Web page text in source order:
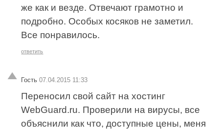
же как и везде. Отвечают грамотно и
подробно. Особых косяков не заметил.
Все понравилось.
ответить
Гость 07.04.2015 11:33
Переносил свой сайт на хостинг
WebGuard.ru. Проверили на вирусы, все
объяснили как что, доступные цены, меня